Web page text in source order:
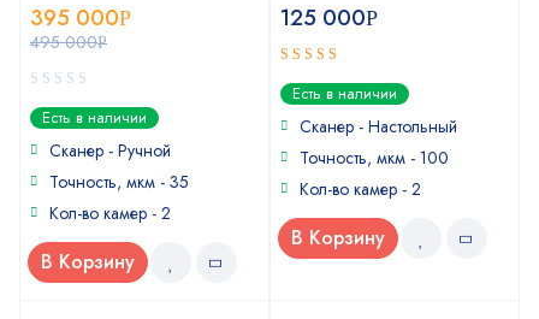
495 000Р
395 000Р
0
out
of
Есть в наличии
Сканер - Ручной
Точность, мкм - 35
Кол-во камер - 2
В Корзину
125 000Р
5out of 5
Есть в наличии
Сканер - Настольный
Точность, мкм - 100
Кол-во камер - 2
В Корзину